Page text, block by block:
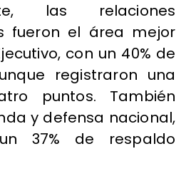
las relaciones
fueron el área mejor
con un 40% de
registraron una
puntos. También
y defensa nacional,
37% de respaldo